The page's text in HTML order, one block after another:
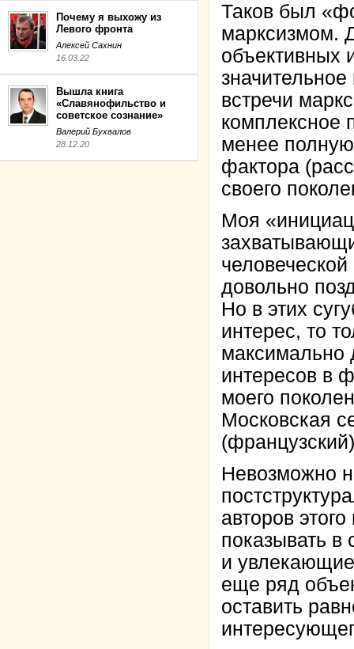
Почему я выхожу из
Левого фронта
Алексей Сахнин
16.03.22
Вышла книга
«Славянофильство и
советское сознание»
Валерий Бухвалов
28.12.20
Таков был
марксизмом.
объективных
встречи
комплексное
менее полную
фактора
своего
Моя
довольно
Но в этих
интерес, то
максимально
интересов в
моего
Московская
Невозможно
авторов
показывать
и
еще ряд
оставить